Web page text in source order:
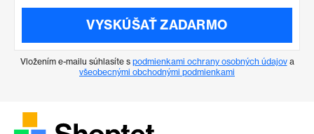
VYSKÚŠAŤ ZADARMO
Vložením e-mailu súhlasíte s podmienkami ochrany osobných údajova
všeobecnými obchodnými podmienkami